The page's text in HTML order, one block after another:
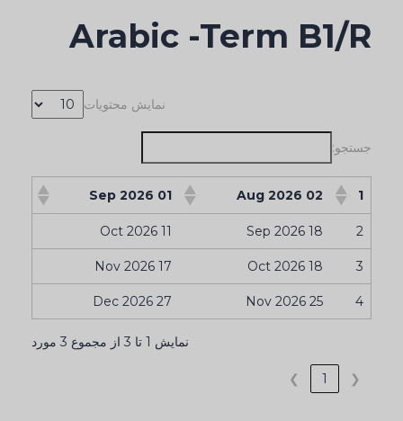
Arabic -Term B1/R
نمایش محتویات
جستجو:
1
02 Aug 2026
01 Sep 2026
2
18 Sep 2026
11 Oct 2026
3
18 Oct 2026
17 Nov 2026
4
25 Nov 2026
27 Dec 2026
نمایش 1 تا 3 از مجموع 3 مورد
❮
1
❯